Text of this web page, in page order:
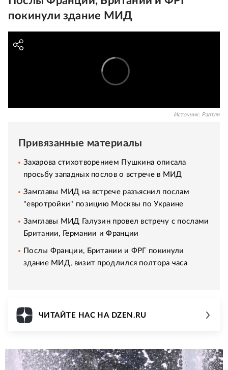
покинули здание МИД
Источник: Раптли
Привязанные материалы
Захарова стихотворением Пушкина описала
просьбу западных послов о встрече в МИД
Замглавы МИД на встрече разъяснил послам
"евротройки" позицию Москвы по Украине
Замглавы МИД Галузин провел встречу с послами
Британии, Германии и Франции
Послы Франции, Британии и ФРГ покинули
здание МИД, визит продлился полтора часа
ЧИТАЙТЕ НАС НА DZEN.RU